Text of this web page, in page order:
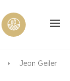
Jean Geiler